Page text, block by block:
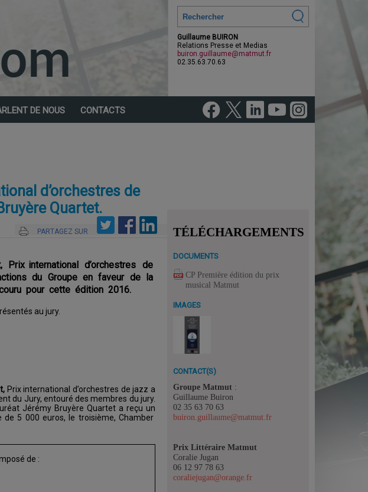
DE NOUS CONTACTS
Guillaume BUIRON
Relations Presse et Medias
buiron.guillaume@matmut.fr
02.35.63.70.63
d’orchestres de
Quartet.
PARTAGEZ SUR
international d’orchestres de
du Groupe en faveur de la
pour cette édition 2016.
au jury.
Prix international d’orchestres de jazz a
du Jury, entouré des membres du jury.
Jérémy Bruyère Quartet a reçu un
de 5 000 euros, le troisième, Chamber
de :
TÉLÉCHARGEMENTS
DOCUMENTS
CP Première édition du prix
musical Matmut
IMAGES
CONTACT(S)
Groupe Matmut :
Guillaume Buiron
02 35 63 70 63
buiron.guillaume@matmut.fr
Prix Littéraire Matmut
Coralie Jugan
06 12 97 78 63
coraliejugan@orange.fr